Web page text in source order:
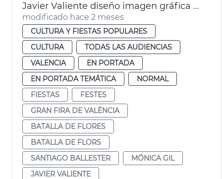
Javier Valiente diseño imagen gráfica Gran Fira València
modificado hace 2 meses
CULTURA Y FIESTAS POPULARES
CULTURA
TODAS LAS AUDIENCIAS
VALENCIA
EN PORTADA
EN PORTADA TEMÁTICA
NORMAL
FIESTAS
FESTES
GRAN FIRA DE VALÈNCIA
BATALLA DE FLORES
BATALLA DE FLORS
SANTIAGO BALLESTER
MÓNICA GIL
JAVIER VALIENTE